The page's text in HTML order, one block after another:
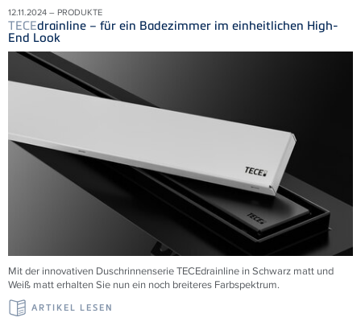
12.11.2024 – PRODUKTE
TECEdrainline – für ein Badezimmer im einheitlichen High-
End Look
Mit der innovativen DuschrinnenserieTECEdrainline in Schwarz matt und
Weiß matt erhalten Sie nun ein noch breiteres Farbspektrum.
ARTIKEL LESEN